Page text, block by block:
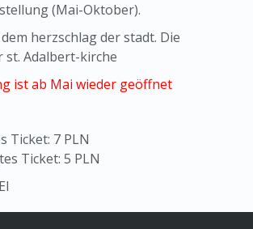
(Mai-Oktober).
herzschlag der stadt. Die
st. Adalbert-kirche
ist ab Mai wieder geöffnet
Ticket: 7 PLN
Ticket: 5 PLN